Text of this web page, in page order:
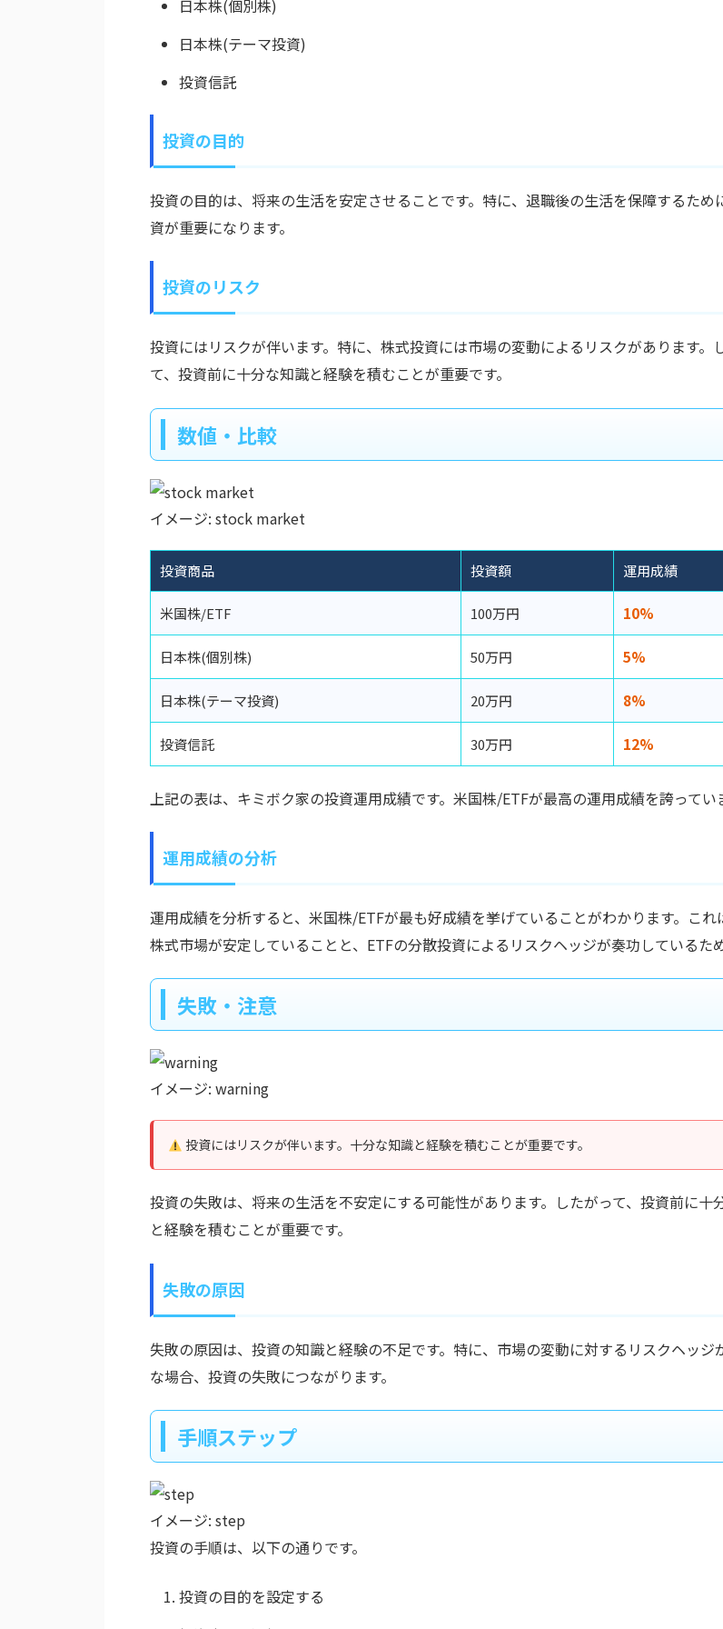
日本株(個別株)
日本株(テーマ投資)
投資信託
投資の目的
投資の目的は、将来の生活を安定させることです。特に、退職後の生活を保障するため
資が重要になります。
投資のリスク
投資にはリスクが伴います。特に、株式投資には市場の変動によるリスクがあります。
て、投資前に十分な知識と経験を積むことが重要です。
数値・比較
イメージ: stock market
投資商品 投資額 運用成績
米国株/ETF 100万円 10%
日本株(個別株) 50万円 5%
日本株(テーマ投資) 20万円 8%
投資信託 30万円 12%
上記の表は、キミボク家の投資運用成績です。米国株/ETFが最高の運用成績を誇ってい
運用成績の分析
運用成績を分析すると、米国株/ETFが最も好成績を挙げていることがわかります。これ
株式市場が安定していることと、ETFの分散投資によるリスクヘッジが奏功しているため
失敗・注意
イメージ: warning
投資にはリスクが伴います。十分な知識と経験を積むことが重要です。
投資の失敗は、将来の生活を不安定にする可能性があります。したがって、投資前に十
と経験を積むことが重要です。
失敗の原因
失敗の原因は、投資の知識と経験の不足です。特に、市場の変動に対するリスクヘッジ
な場合、投資の失敗につながります。
手順ステップ
イメージ: step
投資の手順は、以下の通りです。
投資の目的を設定する